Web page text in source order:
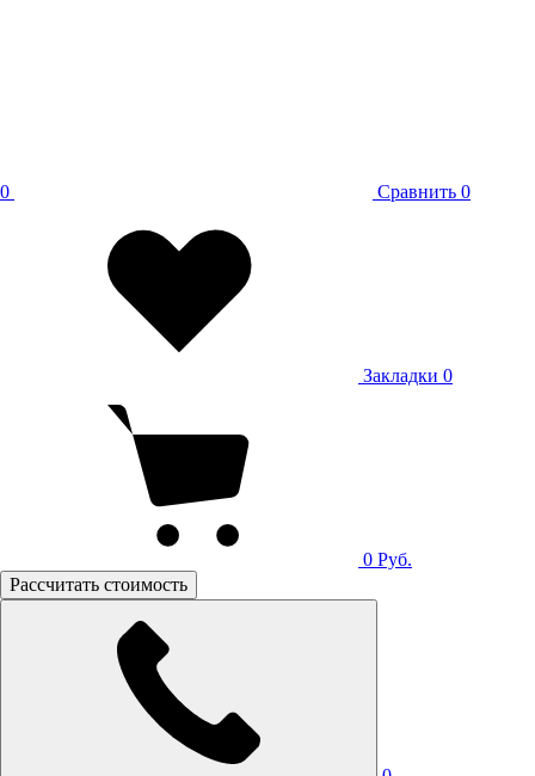
0 Сравнить 0
Закладки 0
0 Руб.
Рассчитать стоимость